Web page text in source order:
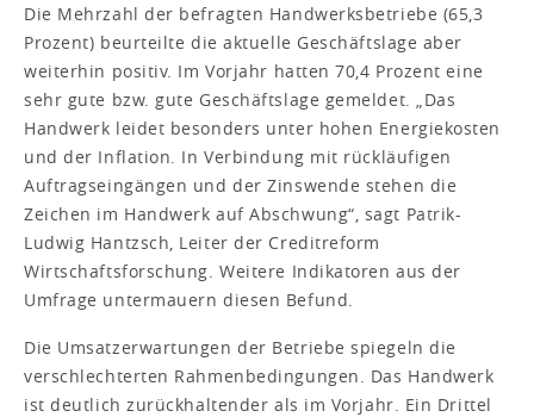
Die Mehrzahl der befragten Handwerksbetriebe (65,3
Prozent) beurteilte die aktuelle Geschäftslage aber
weiterhin positiv. Im Vorjahr hatten 70,4 Prozent eine
sehr gute bzw. gute Geschäftslage gemeldet. „Das
Handwerk leidet besonders unter hohen Energiekosten
und der Inflation. In Verbindung mit rückläufigen
Auftragseingängen und der Zinswende stehen die
Zeichen im Handwerk auf Abschwung“, sagt Patrik-
Ludwig Hantzsch, Leiter der Creditreform
Wirtschaftsforschung. Weitere Indikatoren aus der
Umfrage untermauern diesen Befund.
Die Umsatzerwartungen der Betriebe spiegeln die
verschlechterten Rahmenbedingungen. Das Handwerk
ist deutlich zurückhaltender als im Vorjahr. Ein Drittel